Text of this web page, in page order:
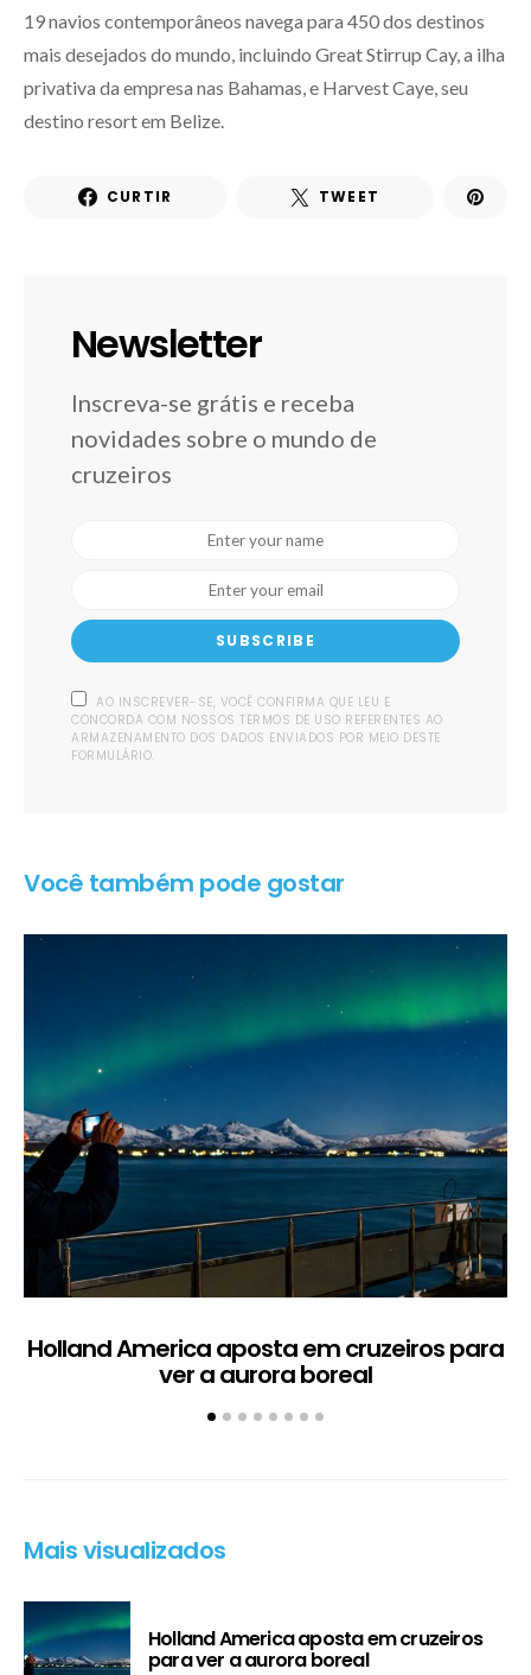
19 navios contemporâneos navega para 450 dos destinos
mais desejados do mundo, incluindo Great Stirrup Cay, a ilha
privativa da empresa nas Bahamas, e Harvest Caye, seu
destino resort em Belize.
CURTIR TWEET
Newsletter
Inscreva-se grátis e receba
novidades sobre o mundo de
cruzeiros
SUBSCRIBE
AO INSCREVER-SE, VOCÊ CONFIRMA QUE LEU E
CONCORDA COM NOSSOS TERMOS DE USO REFERENTES AO
ARMAZENAMENTO DOS DADOS ENVIADOS POR MEIO DESTE
FORMULÁRIO.
Você também pode gostar
Holland America aposta em cruzeiros para
ver a aurora boreal
Mais visualizados
Holland America aposta em cruzeiros
para ver a aurora boreal